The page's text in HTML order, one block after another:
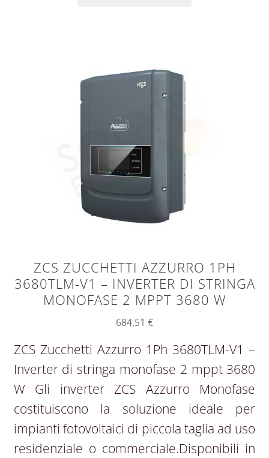
ZCS ZUCCHETTI AZZURRO 1PH
3680TLM-V1 – INVERTER DI STRINGA
MONOFASE 2 MPPT 3680 W
684,51 €
ZCS Zucchetti Azzurro 1Ph 3680TLM-V1 –
Inverter di stringa monofase 2 mppt 3680
W Gli inverter ZCS Azzurro Monofase
costituiscono la soluzione ideale per
impianti fotovoltaici di piccola taglia ad uso
residenziale o commerciale.Disponibili in